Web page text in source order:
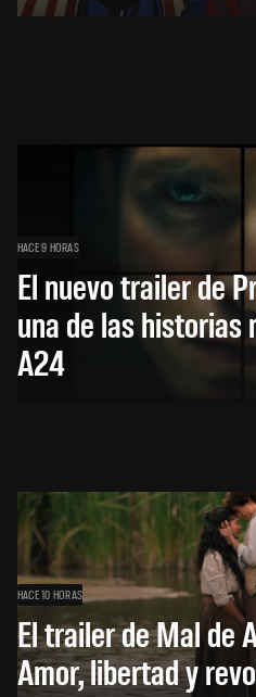
HACE 9 HORAS
El nuevo trailer de
una de las historias
A24
HACE 10 HORAS
El trailer de Mal de
Amor, libertad y